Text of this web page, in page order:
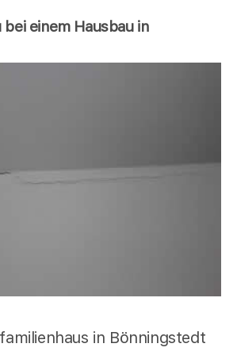
einem Hausbau in
in Bönningstedt